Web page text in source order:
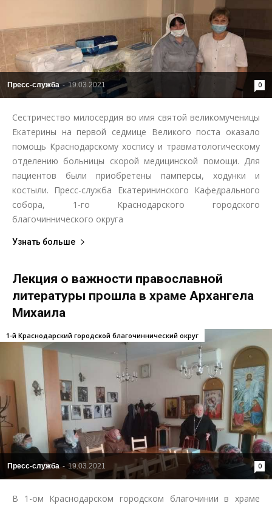
Пресс-служба - 19.03.2021 0
Сестричество милосердия во имя святой великомученицы
Екатерины на первой седмице Великого поста оказало
помощь Краснодарскому хоспису и травматологическому
отделению больницы скорой медицинской помощи. Для
пациентов были приобретены памперсы, ходунки и
костыли. Пресс-служба Екатерининского Кафедрального
собора, 1-го Краснодарского городского
благочиннического округа
Узнать больше
Лекция о важности православной
литературы прошла в храме Архангела
Михаила
Пресс-служба - 19.03.2021 0
1-й Краснодарский городской благочиннический округ
В 1-ом Краснодарском городском благочинии в храме